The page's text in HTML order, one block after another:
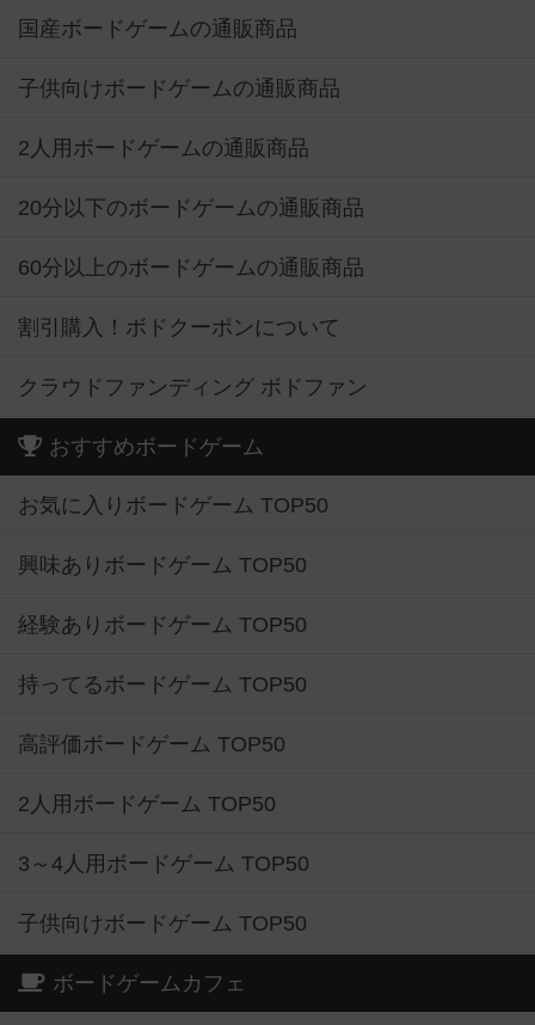
国産ボードゲームの通販商品
子供向けボードゲームの通販商品
2人用ボードゲームの通販商品
20分以下のボードゲームの通販商品
60分以上のボードゲームの通販商品
割引購入！ボドクーポンについて
クラウドファンディング ボドファン
おすすめボードゲーム
お気に入りボードゲーム TOP50
興味ありボードゲーム TOP50
経験ありボードゲーム TOP50
持ってるボードゲーム TOP50
高評価ボードゲーム TOP50
2人用ボードゲーム TOP50
3～4人用ボードゲーム TOP50
子供向けボードゲーム TOP50
ボードゲームカフェ